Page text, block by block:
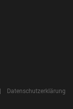
Datenschutzerklärung